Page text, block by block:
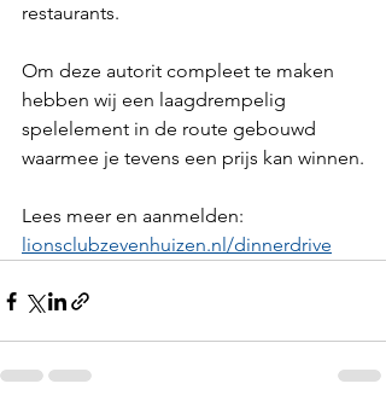
restaurants.
Om deze autorit compleet te maken
hebben wij een laagdrempelig
spelelement in de route gebouwd
waarmee je tevens een prijs kan winnen.
Lees meer en aanmelden:
lionsclubzevenhuizen.nl/dinnerdrive